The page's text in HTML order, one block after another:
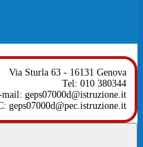
Via Sturla 63 - 16131 Genova
Tel: 010 380344
geps07000d@istruzione.it
geps07000d@pec.istruzione.it